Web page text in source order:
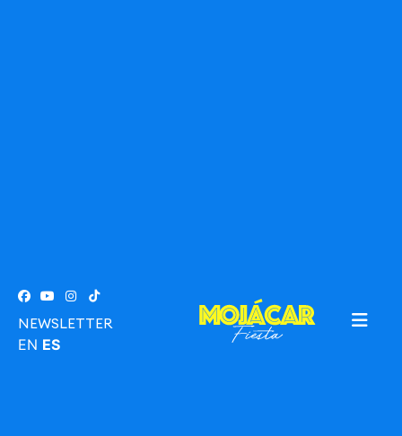
NEWSLETTER
EN ES